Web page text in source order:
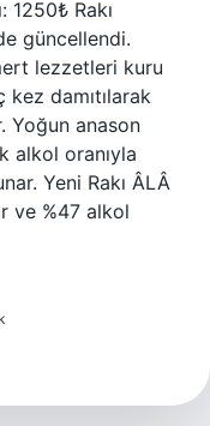
1250₺ Rakı
güncellendi.
lezzetleri kuru
kez damıtılarak
Yoğun anason
alkol oranıyla
Yeni Rakı ÂLÂ
ve %47 alkol